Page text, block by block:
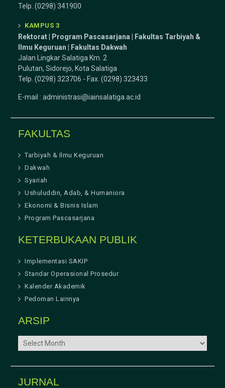
Telp. (0298) 341900
KAMPUS 3
Rektorat | Program Pascasarjana | Fakultas Tarbiyah &
Ilmu Keguruan |
Fakultas Dakwah
Jalan Lingkar Salatiga Km. 2
Pulutan, Sidorejo, Kota Salatiga
Telp. (0298) 323706 - Fax. (0298) 323433
E-mail :administrasi@iainsalatiga.ac.id
FAKULTAS
Tarbiyah & Ilmu Keguruan
Dakwah
Syariah
Ushuluddin, Adab, & Humaniora
Ekonomi & Bisnis Islam
Program Pascasarjana
KETERBUKAAN PUBLIK
Implementasi SAKIP
Standar Operasional Prosedur
Kalender Akademik
Pedoman Lainnya
ARSIP
ARSIP
JURNAL